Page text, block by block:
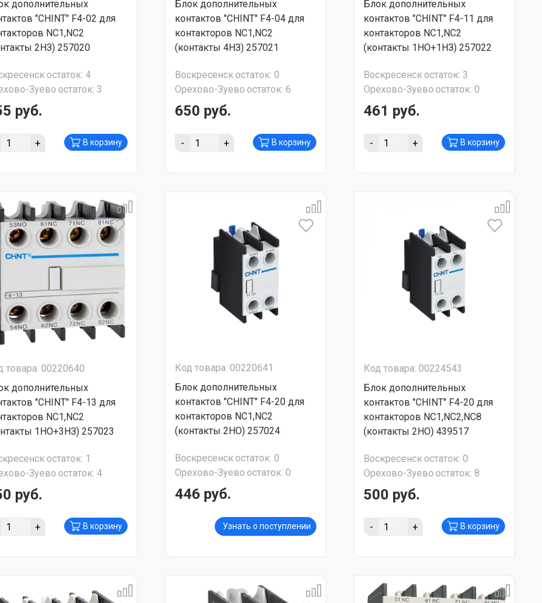
дополнительных
"CHINT" F4-02 для
NC1,NC2
2НЗ) 257020
остаток: 4
Зуево остаток: 3
руб.
+ В корзину
Блок дополнительных
контактов "CHINT" F4-04 для
контакторов NC1,NC2
(контакты 4НЗ) 257021
Воскресенскостаток: 0
Орехово-Зуево остаток: 6
650 руб.
- + В корзину
Блок дополнительных
контактов "CHINT" F4-11 для
контакторов NC1,NC2
(контакты 1НО+1НЗ) 257022
Воскресенскостаток: 3
Орехово-Зуево остаток: 0
461 руб.
- + В корзину
товара: 00220640
дополнительных
"CHINT" F4-13 для
NC1,NC2
1НО+3НЗ) 257023
остаток: 1
Зуево остаток: 4
руб.
+ В корзину
Код товара: 00220641
Блок дополнительных
контактов "CHINT" F4-20 для
контакторов NC1,NC2
(контакты 2НО) 257024
Воскресенскостаток: 0
Орехово-Зуево остаток: 0
446 руб.
Узнать о поступлении
Код товара: 00224543
Блок дополнительных
контактов "CHINT" F4-20 для
контакторов NC1,NC2,NC8
(контакты 2НО) 439517
Воскресенскостаток: 0
Орехово-Зуево остаток: 8
500 руб.
- + В корзину